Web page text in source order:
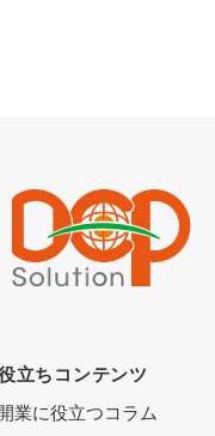
立ちコンテンツ
業に役立つコラム